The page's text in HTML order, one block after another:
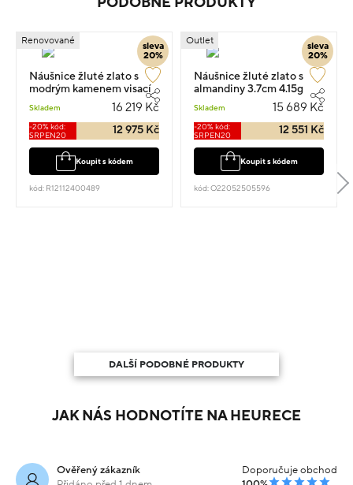
PODOBNÉ PRODUKTY
sleva
20%
Renovované
Náušnice žluté zlato s
modrým kamenem visací
Skladem 16 219 Kč
-20% kód:
SRPEN20
12 975 Kč
Koupit s kódem
kód: R12112400489
sleva
20%
Outlet
Náušnice žluté zlato s
almandiny 3.7cm 4.15g
Skladem 15 689 Kč
-20% kód:
SRPEN20
12 551 Kč
Koupit s kódem
kód: O22052505596
DALŠÍ PODOBNÉ PRODUKTY
JAK NÁS HODNOTÍTE NA HEURECE
Ověřený zákazník
Doporučuje obchod